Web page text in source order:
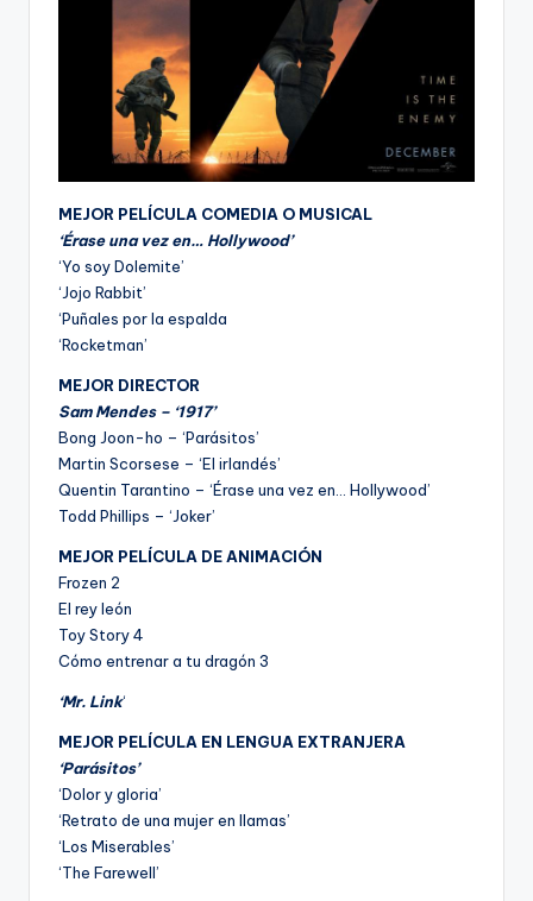
MEJOR PELÍCULA COMEDIA O MUSICAL
‘Érase una vez en… Hollywood’
‘Yo soy Dolemite’
‘Jojo Rabbit’
‘Puñales por la espalda
‘Rocketman’
MEJOR DIRECTOR
Sam Mendes – ‘1917’
Bong Joon-ho – ‘Parásitos’
Martin Scorsese – ‘El irlandés’
Quentin Tarantino – ‘Érase una vez en… Hollywood’
Todd Phillips – ‘Joker’
MEJOR PELÍCULA DE ANIMACIÓN
Frozen 2
El rey león
Toy Story 4
Cómo entrenar a tu dragón 3
‘Mr. Link‘
MEJOR PELÍCULA EN LENGUA EXTRANJERA
‘Parásitos’
‘Dolor y gloria’
‘Retrato de una mujer en llamas’
‘Los Miserables’
‘The Farewell’